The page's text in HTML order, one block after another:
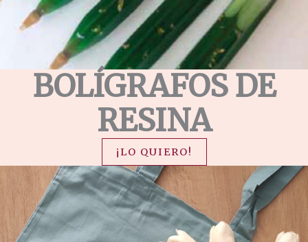
BOLÍGRAFOS DE
RESINA
¡LO QUIERO!